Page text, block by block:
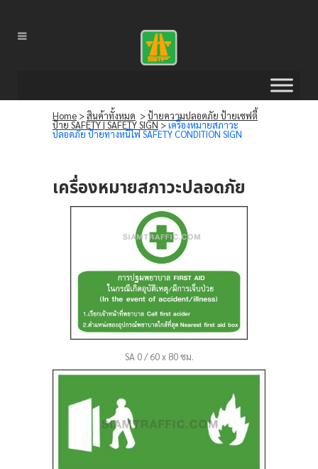
Home >สินค้าทั้งหมด >ป้ายความปลอดภัย ป้ายเซฟตี้
ป้าย SAFETY | SAFETY SIGN>เครื่องหมายสภาวะ
ปลอดภัย ป้ายทางหนีไฟ SAFETY CONDITION SIGN
เครื่องหมายสภาวะปลอดภัย
SA 0 / 60 x 80 ซม.